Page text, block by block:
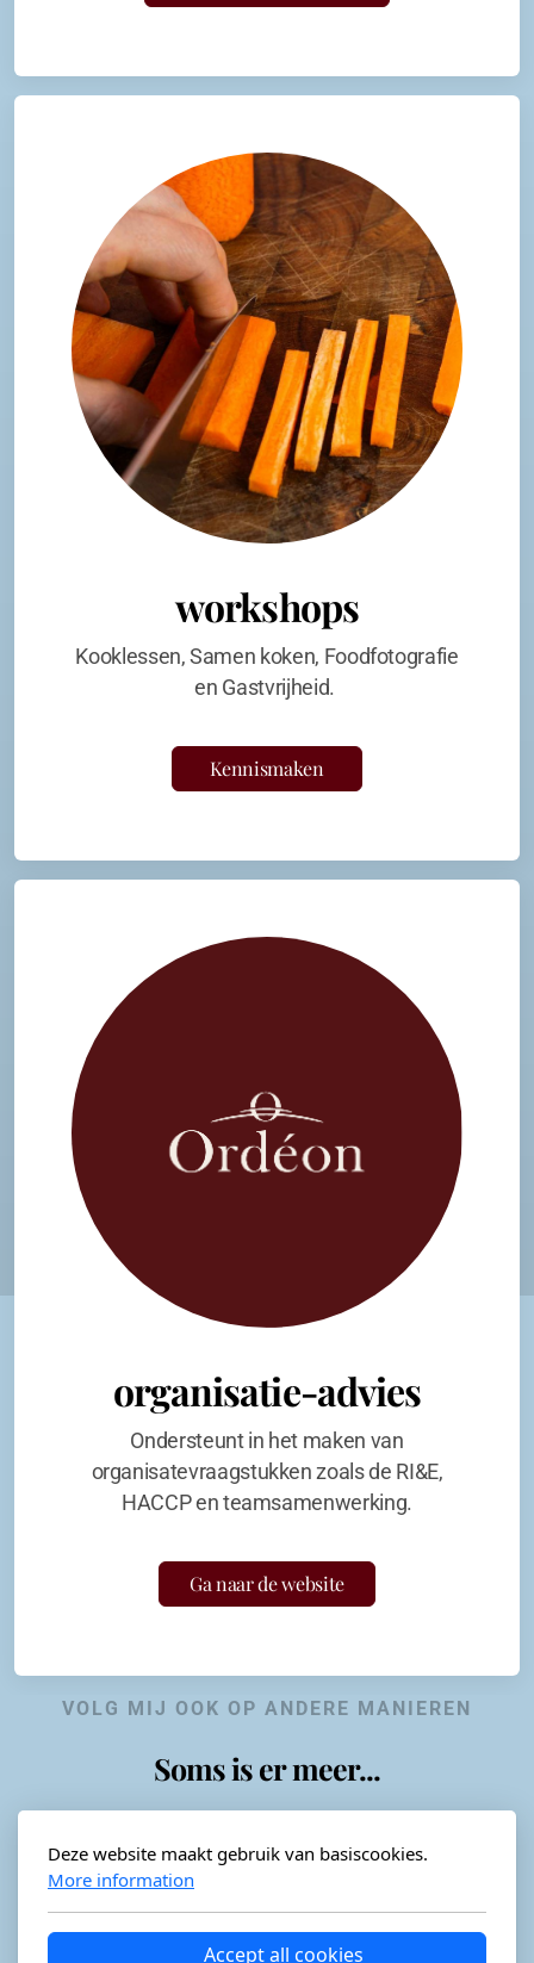
workshops
Kooklessen, Samen koken, Foodfotografie
en Gastvrijheid.
Kennismaken
organisatie-advies
Ondersteunt in het maken van
organisatevraagstukken zoals de RI&E,
HACCP en teamsamenwerking.
Ga naar de website
VOLG MIJ OOK OP ANDERE MANIEREN
Soms is er meer...
Horeca-advies
Deze website maakt gebruik van basiscookies.
More information
Accept all cookies